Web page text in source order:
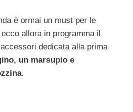
è ormai un must per le
allora in programma il
dedicata alla prima
un marsupio e
.